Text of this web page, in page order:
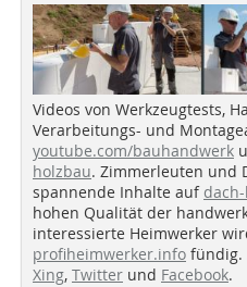
Videos von Werkzeugtests,
Verarbeitungs- und
youtube.com/bauhandwerk
holzbau. Zimmerleuten und
spannende Inhalte auf
hohen Qualität der
interessierte Heimwerker
profiheimwerker.info fündig.
Xing, Twitter und Facebook.